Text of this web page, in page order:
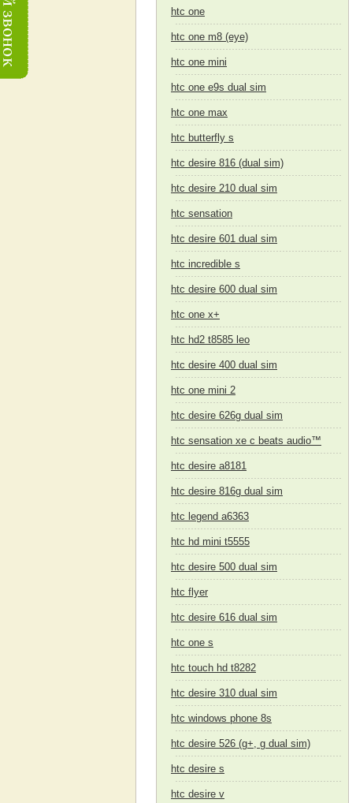
htc one
htc one m8 (eye)
htc one mini
htc one e9s dual sim
htc one max
htc butterfly s
htc desire 816 (dual sim)
htc desire 210 dual sim
htc sensation
htc desire 601 dual sim
htc incredible s
htc desire 600 dual sim
htc one x+
htc hd2 t8585 leo
htc desire 400 dual sim
htc one mini 2
htc desire 626g dual sim
htc sensation xe c beats audio™
htc desire a8181
htc desire 816g dual sim
htc legend a6363
htc hd mini t5555
htc desire 500 dual sim
htc flyer
htc desire 616 dual sim
htc one s
htc touch hd t8282
htc desire 310 dual sim
htc windows phone 8s
htc desire 526 (g+, g dual sim)
htc desire s
htc desire v